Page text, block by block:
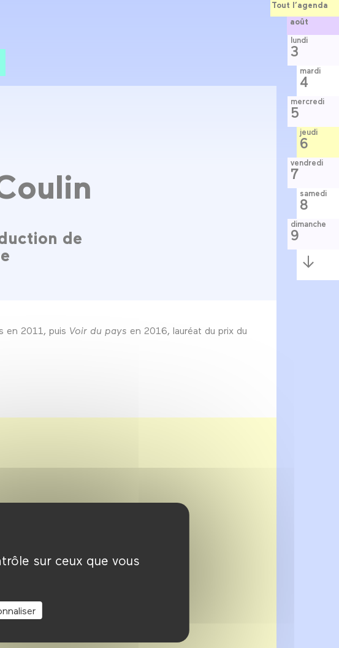
sur ceux que vous
de
en 2011, puis Voir du pays en 2016, lauréat du prix du
Tout l’agenda
août
lundi
3
mardi
4
mercredi
5
jeudi
6
vendredi
7
samedi
8
dimanche
9
Semaine
suivante